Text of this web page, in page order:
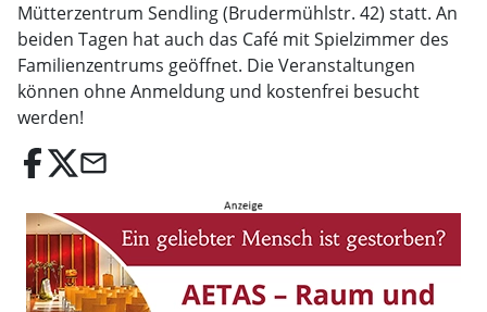
Mütterzentrum Sendling (Brudermühlstr. 42) statt. An
beiden Tagen hat auch das Café mit Spielzimmer des
Familienzentrums geöffnet. Die Veranstaltungen
können ohne Anmeldung und kostenfrei besucht
werden!
email